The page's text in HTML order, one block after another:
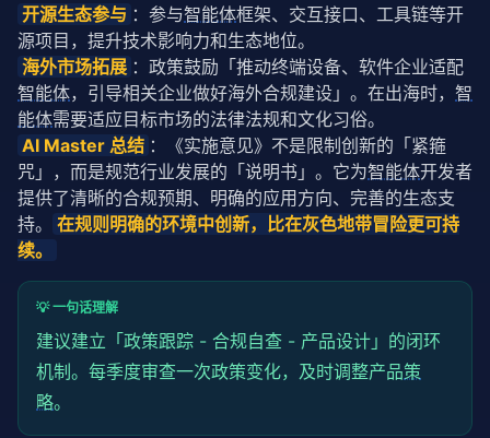
开源生态参与 ：参与智能体框架、交互接口、工具链等开
源项目，提升技术影响力和生态地位。
海外市场拓展 ：政策鼓励「推动终端设备、软件企业适配
智能体，引导相关企业做好海外合规建设」。在出海时， 智
能体需要适应目标市场的法律法规和文化习俗。
AI Master 总结 ：《实施意见》不是限制创新的「紧箍
咒」，而是规范行业发展的「说明书」。它为智能体开发者
提供了清晰的合规预期、明确的应用方向、完善的生态支
持。
在规则明确的环境中创新，比在灰色地带冒险更可持
续。
💡 一句话理解
建议建立「政策跟踪 - 合规自查 - 产品设计」的闭环
机制。每季度审查一次政策变化，及时调整产品策
略。